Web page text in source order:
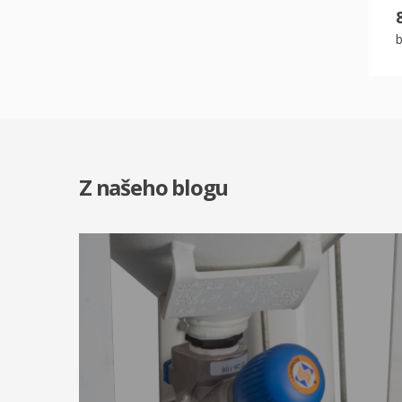
Z našeho blogu